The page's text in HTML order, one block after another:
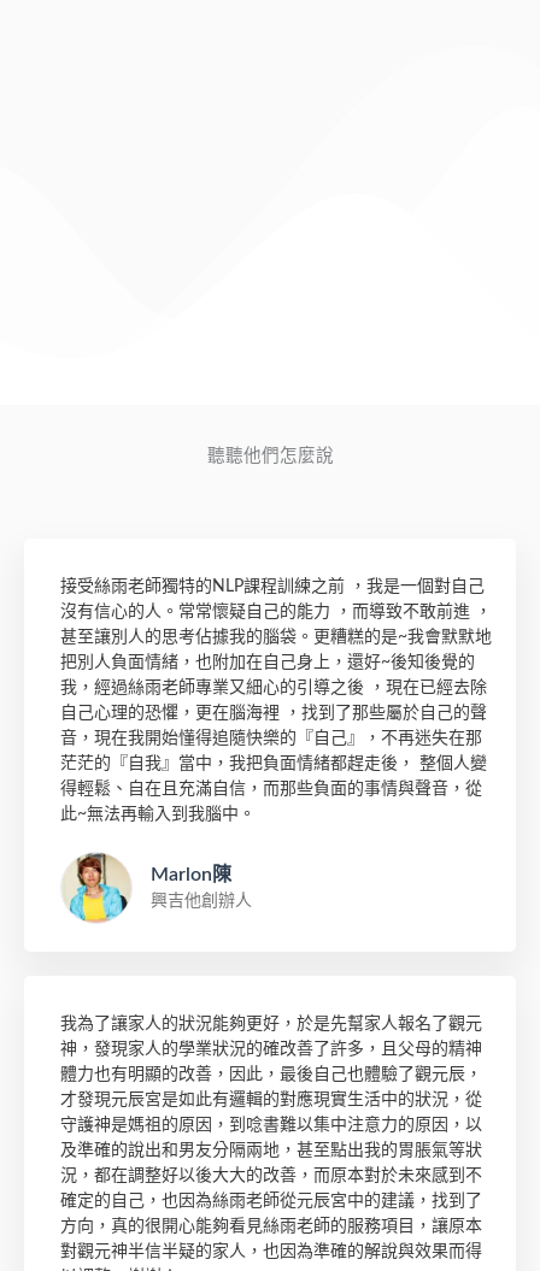
聽聽他們怎麼說
接受絲雨老師獨特的NLP課程訓練之前 ，我是一個對自己
沒有信心的人。常常懷疑自己的能力 ，而導致不敢前進 ，
甚至讓別人的思考佔據我的腦袋。更糟糕的是~我會默默地
把別人負面情緒，也附加在自己身上，還好~後知後覺的
我，經過絲雨老師專業又細心的引導之後 ，現在已經去除
自己心理的恐懼，更在腦海裡 ，找到了那些屬於自己的聲
音，現在我開始懂得追隨快樂的『自己』，不再迷失在那
茫茫的『自我』當中，我把負面情緒都趕走後， 整個人變
得輕鬆、自在且充滿自信，而那些負面的事情與聲音，從
此~無法再輸入到我腦中。
Marlon陳
興吉他創辦人
我為了讓家人的狀況能夠更好，於是先幫家人報名了觀元
神，發現家人的學業狀況的確改善了許多，且父母的精神
體力也有明顯的改善，因此，最後自己也體驗了觀元辰，
才發現元辰宮是如此有邏輯的對應現實生活中的狀況，從
守護神是媽祖的原因，到唸書難以集中注意力的原因，以
及準確的說出和男友分隔兩地，甚至點出我的胃脹氣等狀
況，都在調整好以後大大的改善，而原本對於未來感到不
確定的自己，也因為絲雨老師從元辰宮中的建議，找到了
方向，真的很開心能夠看見絲雨老師的服務項目，讓原本
對觀元神半信半疑的家人，也因為準確的解說與效果而得